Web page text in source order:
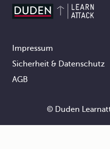
Footer
Impressum
Sicherheit & Datenschutz
AGB
© Duden